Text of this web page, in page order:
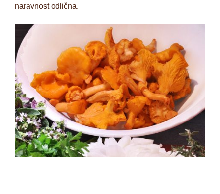
naravnost odlična.